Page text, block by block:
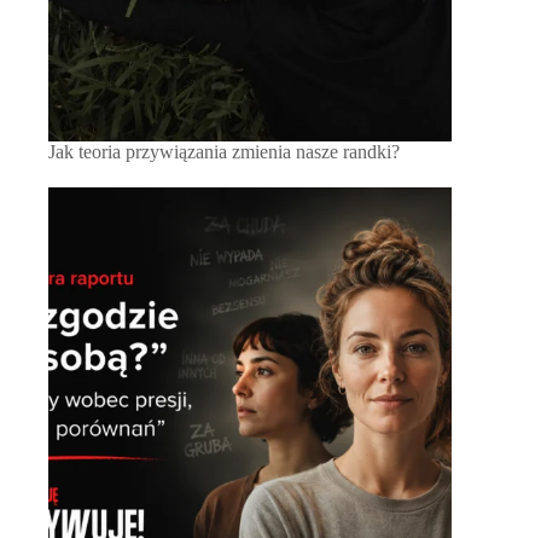
Jak teoria przywiązania zmienia nasze randki?